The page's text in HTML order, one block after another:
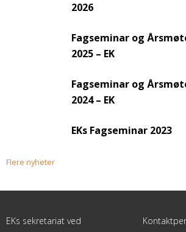
2026
Fagseminar og
2025 – EK
Fagseminar og
2024 – EK
EKs Fagseminar 2023
Flere nyheter
EKs sekretariat ved